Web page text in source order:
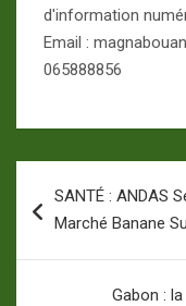
d'information
Email :
065888856
de
SANTÉ : ANDAS
Marché Banane
Gabon :